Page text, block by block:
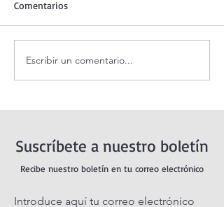
Santo Rosario de hoy
Domingo. Misterios
Comentarios
Escribir un comentario...
Suscríbete a nuestro boletín
Recibe nuestro boletín en tu correo electrónico
Introduce aquí tu correo electrónico